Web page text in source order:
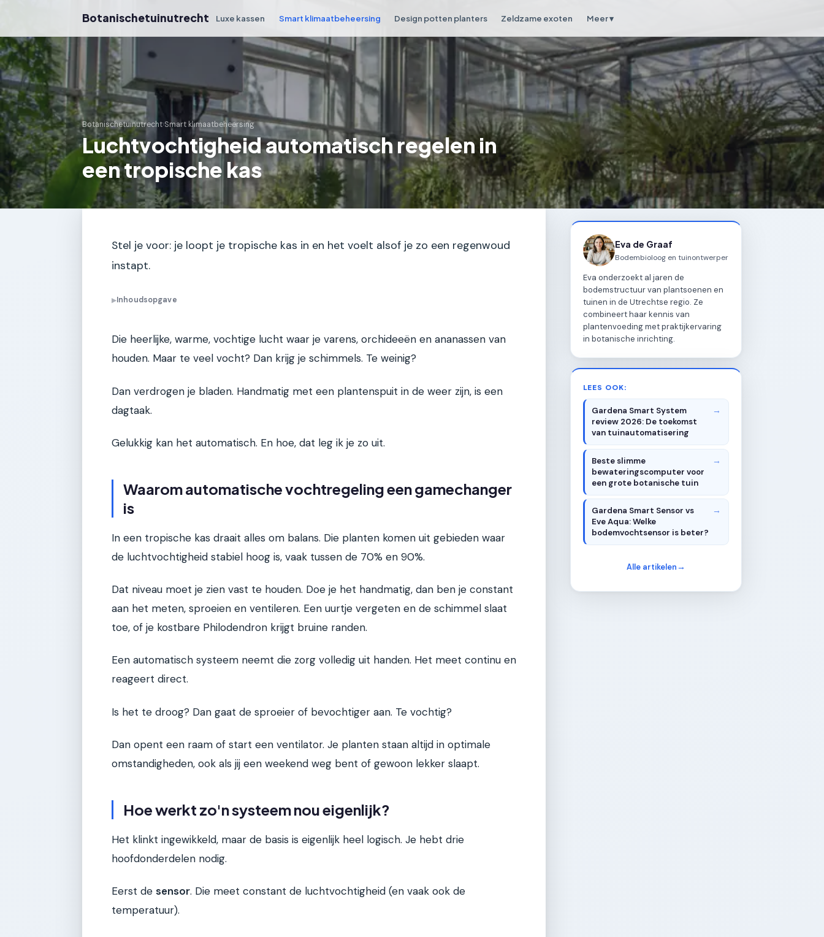
Botanischetuinutrecht Luxe kassen Smart klimaatbeheersing Design potten planters Zeldzame exoten Meer ▾
Botanischetuinutrecht›Smart klimaatbeheersing
Luchtvochtigheid automatisch regelen in
een tropische kas
Stel je voor: je loopt je tropische kas in en het voelt alsof je zo een regenwoud
instapt.
▶Inhoudsopgave
Die heerlijke, warme, vochtige lucht waar je varens, orchideeën en ananassen van
houden. Maar te veel vocht? Dan krijg je schimmels. Te weinig?
Dan verdrogen je bladen. Handmatig met een plantenspuit in de weer zijn, is een
dagtaak.
Gelukkig kan het automatisch. En hoe, dat leg ik je zo uit.
Waarom automatische vochtregeling een gamechanger
is
In een tropische kas draait alles om balans. Die planten komen uit gebieden waar
de luchtvochtigheid stabiel hoog is, vaak tussen de 70% en 90%.
Dat niveau moet je zien vast te houden. Doe je het handmatig, dan ben je constant
aan het meten, sproeien en ventileren. Een uurtje vergeten en de schimmel slaat
toe, of je kostbare Philodendron krijgt bruine randen.
Een automatisch systeem neemt die zorg volledig uit handen. Het meet continu en
reageert direct.
Is het te droog? Dan gaat de sproeier of bevochtiger aan. Te vochtig?
Dan opent een raam of start een ventilator. Je planten staan altijd in optimale
omstandigheden, ook als jij een weekend weg bent of gewoon lekker slaapt.
Hoe werkt zo'n systeem nou eigenlijk?
Het klinkt ingewikkeld, maar de basis is eigenlijk heel logisch. Je hebt drie
hoofdonderdelen nodig.
Eerst de sensor. Die meet constant de luchtvochtigheid (en vaak ook de
temperatuur).
Eva de Graaf
Bodembioloog en tuinontwerper
Eva onderzoekt al jaren de
bodemstructuur van plantsoenen en
tuinen in de Utrechtse regio. Ze
combineert haar kennis van
plantenvoeding met praktijkervaring
in botanische inrichting.
LEES OOK:
Gardena Smart System
review 2026: De toekomst
van tuinautomatisering
Beste slimme
bewateringscomputer voor
een grote botanische tuin
Gardena Smart Sensor vs
Eve Aqua: Welke
bodemvochtsensor is beter?
Alle artikelen